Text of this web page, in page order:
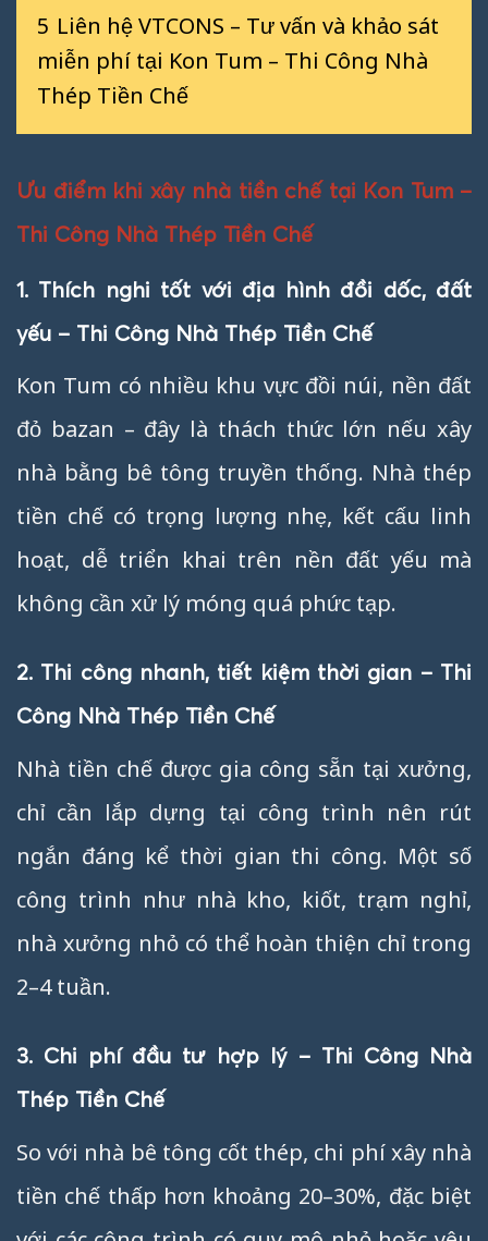
5 Liên hệ VTCONS – Tư vấn và khảo sát
miễn phí tại Kon Tum – Thi Công Nhà
Thép Tiền Chế
Ưu điểm khi xây nhà tiền chế tại Kon Tum –
Thi Công Nhà Thép Tiền Chế
1. Thích nghi tốt với địa hình đồi dốc, đất
yếu – Thi Công Nhà Thép Tiền Chế
Kon Tum có nhiều khu vực đồi núi, nền đất
đỏ bazan – đây là thách thức lớn nếu xây
nhà bằng bê tông truyền thống. Nhà thép
tiền chế có trọng lượng nhẹ, kết cấu linh
hoạt, dễ triển khai trên nền đất yếu mà
không cần xử lý móng quá phức tạp.
2. Thi công nhanh, tiết kiệm thời gian – Thi
Công Nhà Thép Tiền Chế
Nhà tiền chế được gia công sẵn tại xưởng,
chỉ cần lắp dựng tại công trình nên rút
ngắn đáng kể thời gian thi công. Một số
công trình như nhà kho, kiốt, trạm nghỉ,
nhà xưởng nhỏ có thể hoàn thiện chỉ trong
2–4 tuần.
3. Chi phí đầu tư hợp lý – Thi Công Nhà
Thép Tiền Chế
So với nhà bê tông cốt thép, chi phí xây nhà
tiền chế thấp hơn khoảng 20–30%, đặc biệt